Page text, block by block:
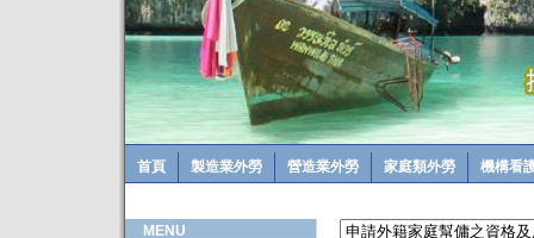
首頁 製造業外勞 營造業外勞 家庭類外勞 機構看
MENU